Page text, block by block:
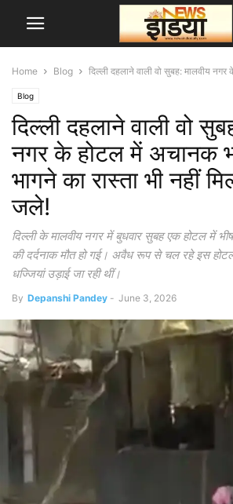
Home Blog दिल्ली दहलाने वाली वो सुबह: मालवीय
Blog
दिल्ली दहलाने वाली वो
नगर के होटल में अचानक
भागने का रास्ता भी नहीं
जले!
दिल्ली के मालवीय नगर में बुधवार सुबह एक होटल में
की दर्दनाक मौत हो गई। अवैध रूप से चल रहे इस होटल
धज्जियां उड़ाई जा रही थीं।
By Depanshi Pandey - June 3, 2026